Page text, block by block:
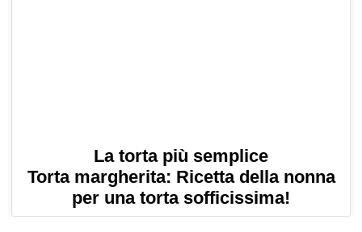
La torta più semplice
Torta margherita: Ricetta della nonna
per una torta sofficissima!